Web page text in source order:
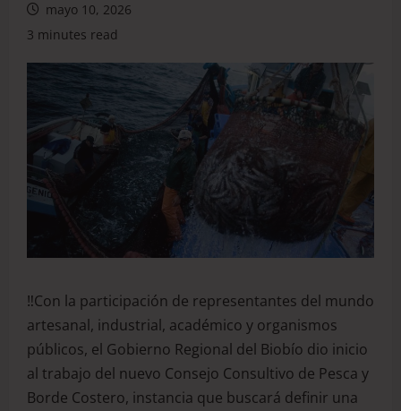
mayo 10, 2026
3 minutes read
‼️Con la participación de representantes del mundo
artesanal, industrial, académico y organismos
públicos, el Gobierno Regional del Biobío dio inicio
al trabajo del nuevo Consejo Consultivo de Pesca y
Borde Costero, instancia que buscará definir una